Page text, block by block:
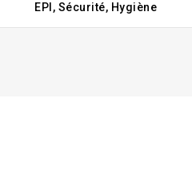
EPI, Sécurité, Hygiène